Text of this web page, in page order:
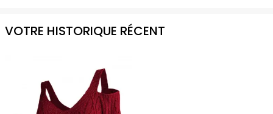
VOTRE HISTORIQUE RÉCENT